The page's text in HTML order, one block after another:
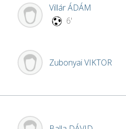
VillárÁDÁM
6'
ZubonyaiVIKTOR